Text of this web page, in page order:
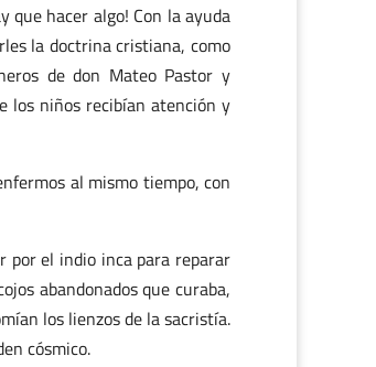
que hacer algo! Con la ayuda
la doctrina cristiana, como
de don Mateo Pastor y
los niños recibían atención y
al mismo tiempo, con
por el indio inca para reparar
abandonados que curaba,
los lienzos de la sacristía.
cósmico.